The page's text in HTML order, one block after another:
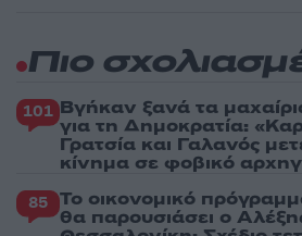
Πιο
101 Βγήκαν ξανά τα
για τη Δημοκρατία:
Γρατσία και Γαλανός
κίνημα σε φοβικό
85 Το οικονομικό
θα παρουσιάσει ο